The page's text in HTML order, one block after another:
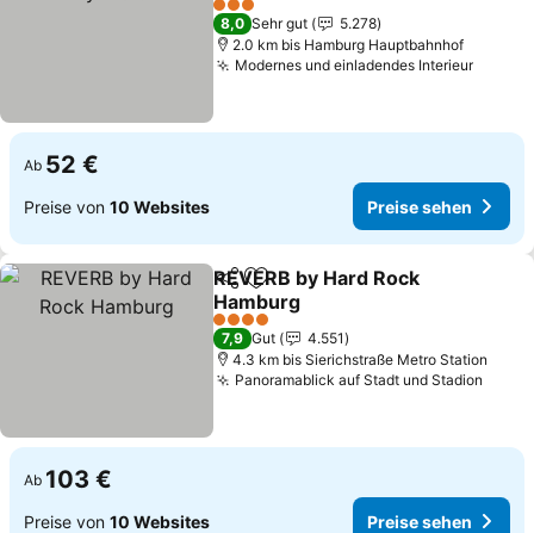
3 Sterne
8,0 Sehr gut
5.278
2.0 km bis Hamburg Hauptbahnhof
Modernes und einladendes Interieur
Ab 52 €
Preise von 10 Websites Preise sehen
TeilenZu Favoriten hinzufügen
REVERB by Hard Rock
Hamburg
4 Sterne
7,9 Gut
4.551
4.3 km bis Sierichstraße Metro Station
Panoramablick auf Stadt und Stadion
Ab 103 €
Preise von 10 Websites Preise sehen